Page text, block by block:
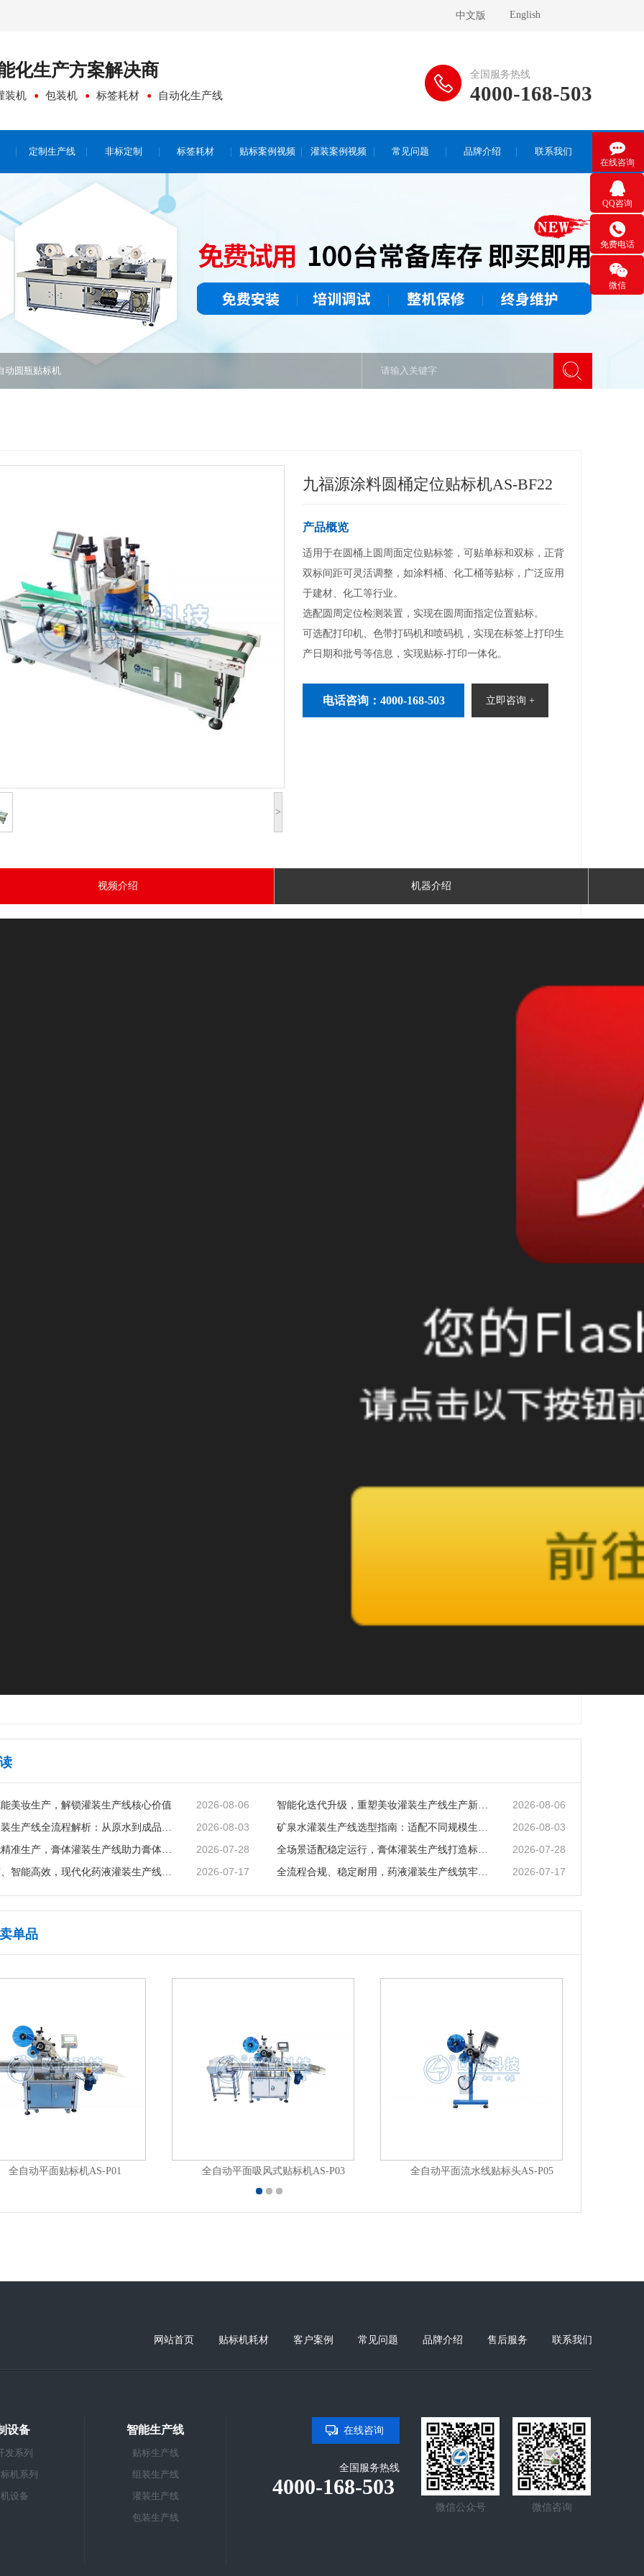
中文版 English
化生产方案解决商
装机 包装机 标签耗材 自动化生产线
全国服务热线
4000-168-503
定制生产线 非标定制 标签耗材 贴标案例视频 灌装案例视频 常见问题 品牌介绍 联系我们
动圆瓶贴标机
>
九福源涂料圆桶定位贴标机AS-BF22
产品概览
适用于在圆桶上圆周面定位贴标签，可贴单标和双标，正背
双标间距可灵活调整，如涂料桶、化工桶等贴标，广泛应用
于建材、化工等行业。
选配圆周定位检测装置，实现在圆周面指定位置贴标。
可选配打印机、色带打码机和喷码机，实现在标签上打印生
产日期和批号等信息，实现贴标-打印一体化。
电话咨询：4000-168-503 立即咨询 +
视频介绍 机器介绍
美妆生产，解锁灌装生产线核心价值 2026-08-06 智能化迭代升级，重塑美妆灌装生产线生产新范式 2026-08-06
矿泉水灌装生产线全流程解析：从原水到成品的品质守护 2026-08-03 矿泉水灌装生产线选型指南：适配不同规模生产的核心逻辑 2026-08-03
智能赋能精准生产，膏体灌装生产线助力膏体行业提质增效 2026-07-28 全场景适配稳定运行，膏体灌装生产线打造标准化灌装新体系 2026-07-28
精准无菌、智能高效，现代化药液灌装生产线赋能制药行业升级 2026-07-17 全流程合规、稳定耐用，药液灌装生产线筑牢药液生产品质防线 2026-07-17
单品
全自动平面贴标机AS-P01 全自动平面吸风式贴标机AS-P03 全自动平面流水线贴标头AS-P05
网站首页 贴标机耗材 客户案例 常见问题 品牌介绍 售后服务 联系我们
设备
发系列
机系列
设备
智能生产线
贴标生产线
组装生产线
灌装生产线
包装生产线
在线咨询
全国服务热线
4000-168-503
微信公众号 微信咨询

在线咨询

QQ咨询

免费电话

微信